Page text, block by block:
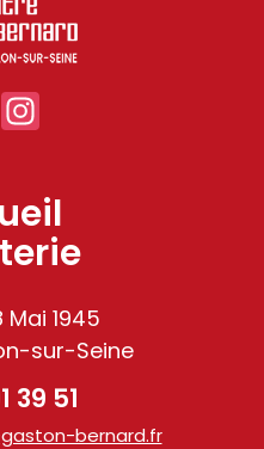
Facebook
1945
sur-Seine
39 51
bernard.fr